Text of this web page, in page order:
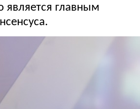
является главным